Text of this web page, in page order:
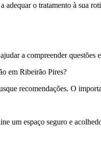
adequar o tratamento à sua
a compreender
em Ribeirão Pires?
recomendações. O
um espaço seguro e